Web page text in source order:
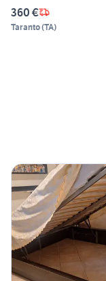
360 €
Taranto(TA)